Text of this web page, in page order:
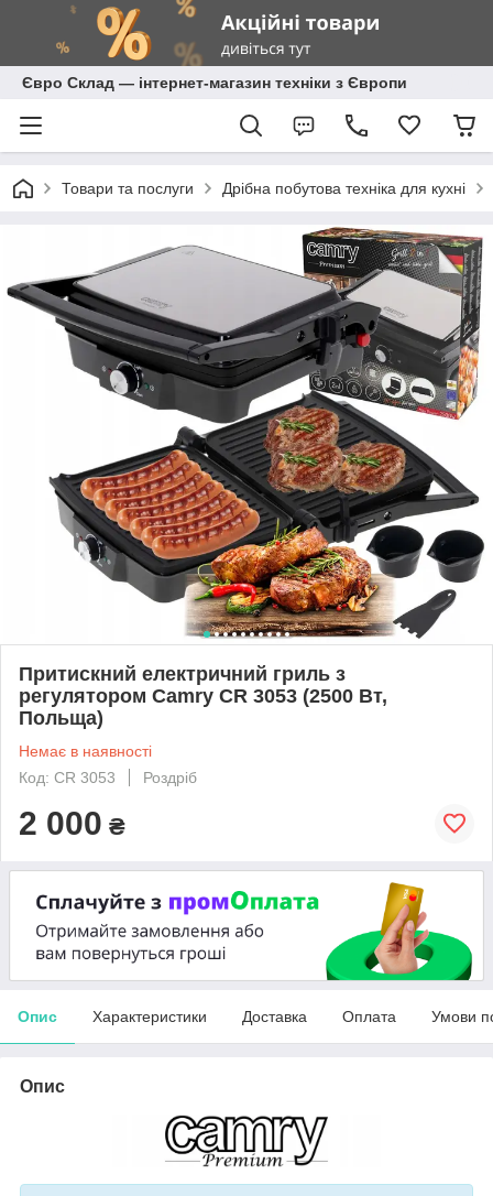
Євро Склад — інтернет-магазин техніки з Європи
Товари та послуги Дрібна побутова техніка для кухні
Притискний електричний гриль з
регулятором Camry CR 3053 (2500 Вт,
Польща)
Немає в наявності
Код: CR 3053
Роздріб
2 000 ₴
Опис Характеристики Доставка Оплата Умови
Опис